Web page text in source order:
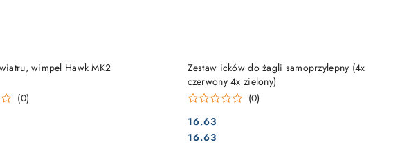
wimpel Hawk MK2
(0)
DO KOSZYKA
Zestaw icków do żagli samoprzylepny (4x
czerwony 4x zielony)
(0)
Cena:
16.63
Cena:
16.63
DO KOSZYKA